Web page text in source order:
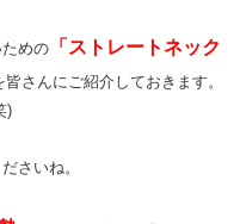
めの 「ストレートネック
皆さんにご紹介しておきます。
)
さいね。